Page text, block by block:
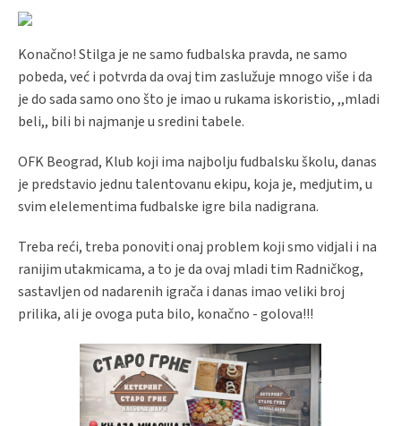
Konačno! Stilga je ne samo fudbalska pravda, ne samo
pobeda, već i potvrda da ovaj tim zaslužuje mnogo više i da
je do sada samo ono što je imao u rukama iskoristio, ,,mladi
beli,, bili bi najmanje u sredini tabele.
OFK Beograd, Klub koji ima najbolju fudbalsku školu, danas
je predstavio jednu talentovanu ekipu, koja je, medjutim, u
svim elelementima fudbalske igre bila nadigrana.
Treba reći, treba ponoviti onaj problem koji smo vidjali i na
ranijim utakmicama, a to je da ovaj mladi tim Radničkog,
sastavljen od nadarenih igrača i danas imao veliki broj
prilika, ali je ovoga puta bilo, konačno - golova!!!